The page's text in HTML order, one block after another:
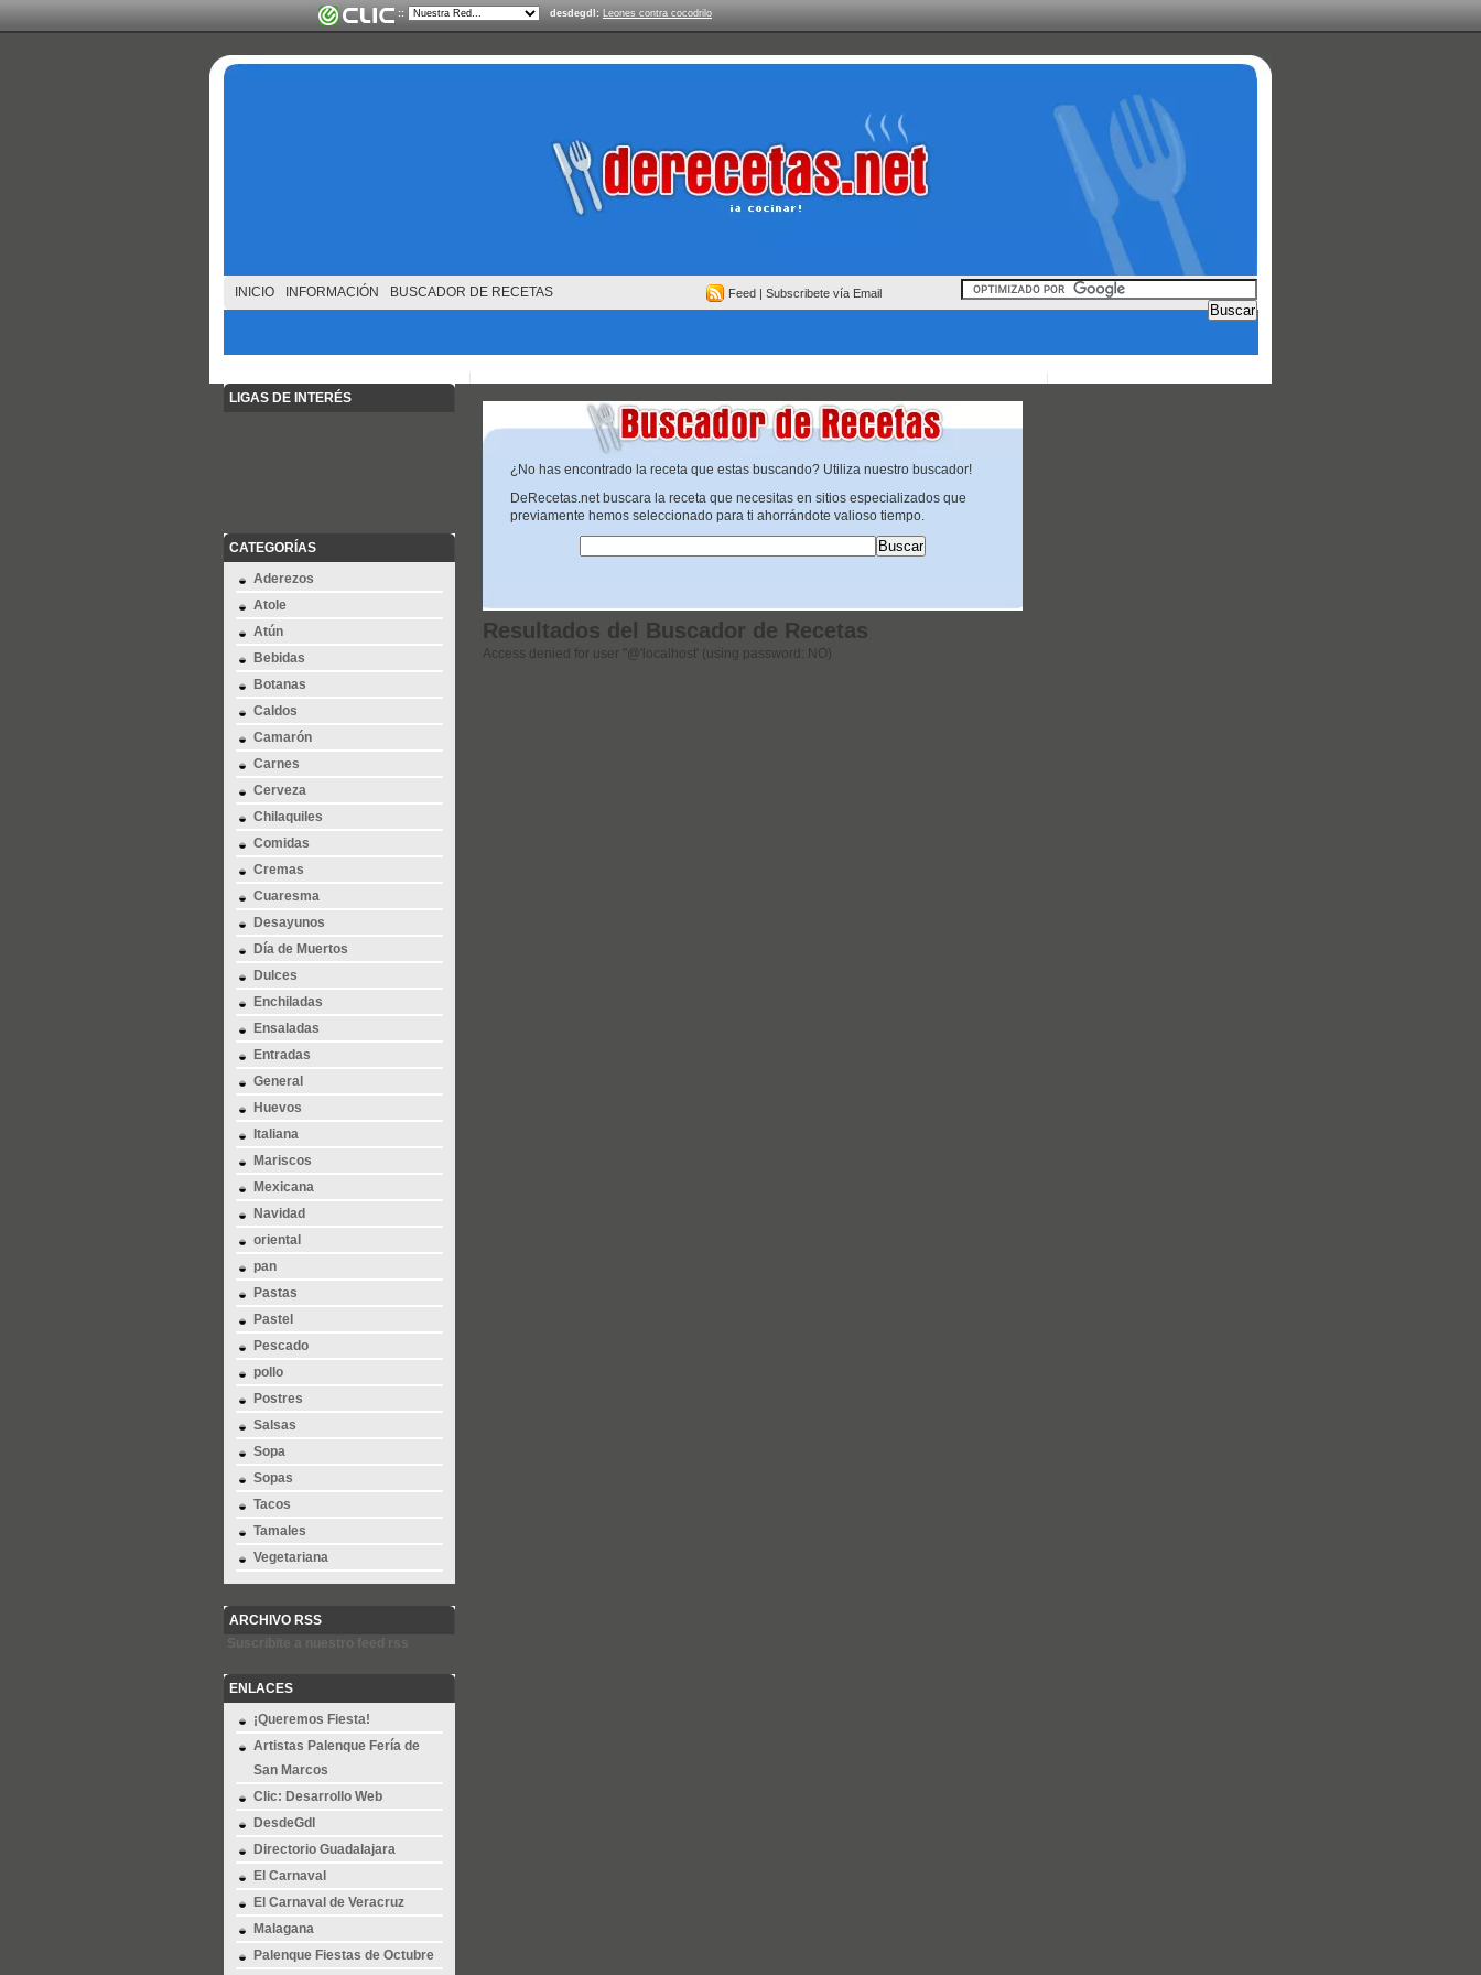
:: desdegdl: Leones contra cocodrilo
INICIO INFORMACIÓN BUSCADOR DE RECETAS Feed | Subscribete vía Email
LIGAS DE INTERÉS
CATEGORÍAS
Aderezos
Atole
Atún
Bebidas
Botanas
Caldos
Camarón
Carnes
Cerveza
Chilaquiles
Comidas
Cremas
Cuaresma
Desayunos
Día de Muertos
Dulces
Enchiladas
Ensaladas
Entradas
General
Huevos
Italiana
Mariscos
Mexicana
Navidad
oriental
pan
Pastas
Pastel
Pescado
pollo
Postres
Salsas
Sopa
Sopas
Tacos
Tamales
Vegetariana
ARCHIVO RSS
ENLACES
¡Queremos Fiesta!
Artistas Palenque Fería de
San Marcos
Clic: Desarrollo Web
DesdeGdl
Directorio Guadalajara
El Carnaval
El Carnaval de Veracruz
Malagana
Palenque Fiestas de Octubre
¿No has encontrado la receta que estas buscando? Utiliza nuestro buscador!
DeRecetas.net buscara la receta que necesitas en sitios especializados que
previamente hemos seleccionado para ti ahorrándote valioso tiempo.
Resultados del Buscador de Recetas
Access denied for user ''@'localhost' (using password: NO)